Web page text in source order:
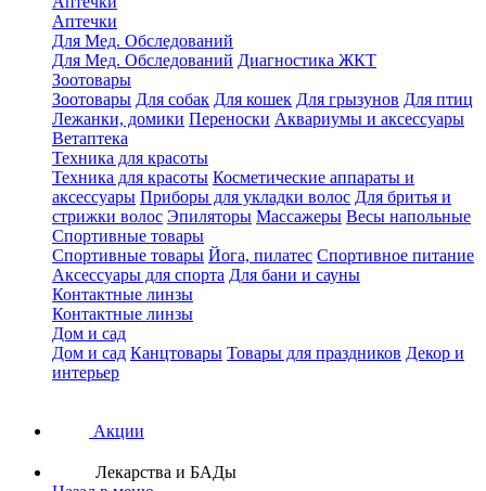
Аптечки
Для Мед. Обследований
Для Мед. Обследований Диагностика ЖКТ
Зоотовары
Зоотовары Для собак Для кошек Для грызунов Для птиц
Лежанки, домики Переноски Аквариумы и аксессуары
Ветаптека
Техника для красоты
Техника для красоты Косметические аппараты и
аксессуары Приборы для укладки волос Для бритья и
стрижки волос Эпиляторы Массажеры Весы напольные
Спортивные товары
Спортивные товары Йога, пилатес Спортивное питание
Аксессуары для спорта Для бани и сауны
Контактные линзы
Контактные линзы
Дом и сад
Дом и сад Канцтовары Товары для праздников Декор и
интерьер
Акции
Лекарства и БАДы